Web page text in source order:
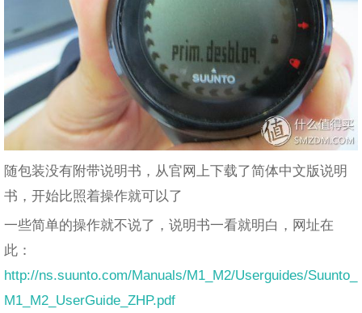
随包装没有附带说明书，从官网上下载了简体中文版说明
书，开始比照着操作就可以了
一些简单的操作就不说了，说明书一看就明白，网址在
此：
http://ns.suunto.com/Manuals/M1_M2/Userguides/Suunto_
M1_M2_UserGuide_ZHP.pdf